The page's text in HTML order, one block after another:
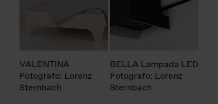
VALENTINA
Fotografo: Lorenz
Sternbach
BELLA Lampada LED
Fotografo: Lorenz
Sternbach